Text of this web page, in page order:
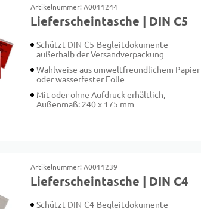
Artikelnummer: A0011244
Lieferscheintasche | DIN C5
Schützt DIN-C5-Begleitdokumente
außerhalb der Versandverpackung
Wahlweise aus umweltfreundlichem Papier
oder wasserfester Folie
Mit oder ohne Aufdruck erhältlich,
Außenmaß: 240 x 175 mm
Artikelnummer: A0011239
Lieferscheintasche | DIN C4
Schützt DIN-C4-Begleitdokumente